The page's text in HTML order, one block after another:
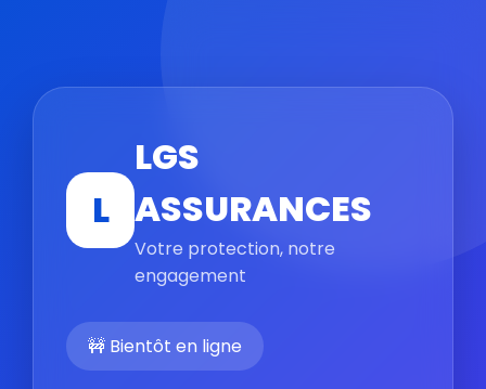
L
LGS
ASSURANCES
Votre protection, notre
engagement
🚧 Bientôt en ligne